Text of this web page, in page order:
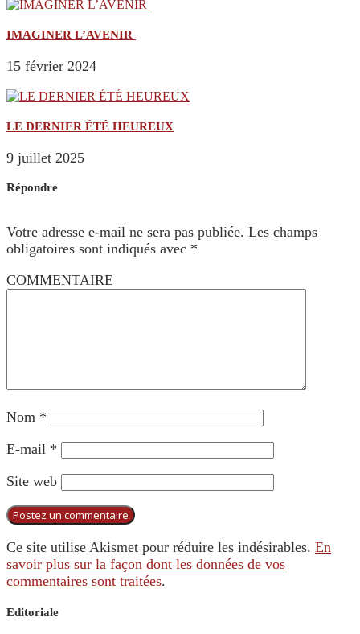
IMAGINER L’AVENIR
15 février 2024
LE DERNIER ÉTÉ HEUREUX
9 juillet 2025
Répondre
Votre adresse e-mail ne sera pas publiée. Les champs
obligatoires sont indiqués avec *
COMMENTAIRE
Nom *
E-mail *
Site web
Ce site utilise Akismet pour réduire les indésirables. En
savoir plus sur la façon dont les données de vos
commentaires sont traitées.
Editoriale